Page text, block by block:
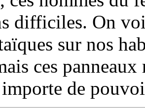
difficiles. On
sur nos
ces panneaux
de